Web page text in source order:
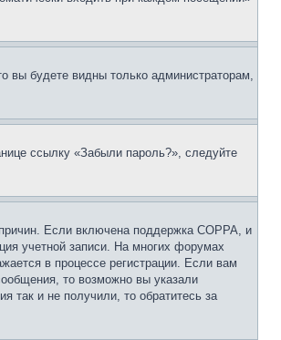
вы будете видны только администраторам,
ссылку «Забыли пароль?», следуйте
Если включена поддержка COPPA, и
учетной записи. На многих форумах
в процессе регистрации. Если вам
то возможно вы указали
так и не получили, то обратитесь за